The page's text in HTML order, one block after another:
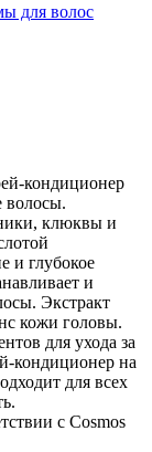
для волос
кондиционер
волосы.
клюквы и
и глубокое
и
Экстракт
кожи головы.
для ухода за
кондиционер на
для всех
с Cosmos